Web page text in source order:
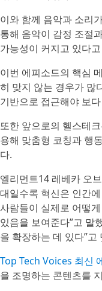
이와 함께 음악과 소리
통해 음악이 감정 조절
가능성이 커지고 있다
이번 에피소드의 핵심
히 맞지 않는 경우가 많
기반으로 접근해야 보
또한 앞으로의 헬스테
용해 맞춤형 코칭과 행
다.
엘리먼트14 레베카 오
대일수록 혁신은 인간
사람들이 실제로 어떻
있음을 보여준다”고 말
을 확장하는 데 있다”고
Top Tech Voices 최신
을 조명하는 콘텐츠를